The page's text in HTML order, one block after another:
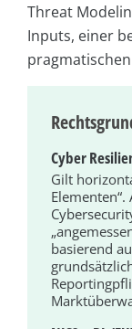
Threat
Inputs, einer
Cyber
Gilt
basierend